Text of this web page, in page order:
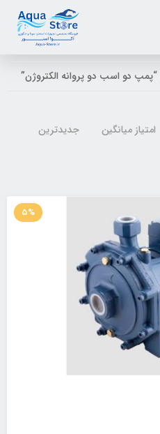
دو اسب دو پروانه الکتروژن”
امتیاز میانگین جدیدترین
5%